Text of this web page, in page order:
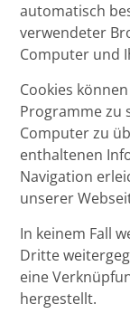
automatisch
verwendeter
Computer und
Cookies
Programme zu
Computer zu
enthaltenen
Navigation
unserer
In keinem Fall
Dritte
eine
hergestellt.